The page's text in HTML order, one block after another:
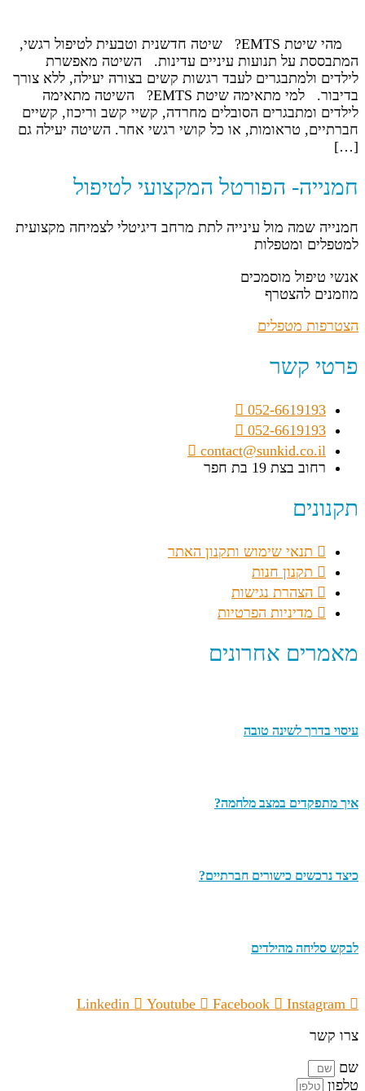
מהי שיטת EMTS? שיטה חדשנית וטבעית לטיפול רגשי,
המתבססת על תנועות עיניים עדינות. השיטה מאפשרת
לילדים ולמתבגרים לעבד רגשות קשים בצורה יעילה, ללא צורך
בדיבור. למי מתאימה שיטת EMTS? השיטה מתאימה
לילדים ומתבגרים הסובלים מחרדה, קשיי קשב וריכוז, קשיים
חברתיים, טראומות, או כל קושי רגשי אחר. השיטה יעילה גם
[…]
חמנייה- הפורטל המקצועי לטיפול
חמנייה שמה מול עינייה לתת מרחב דיגיטלי לצמיחה מקצועית
למטפלים ומטפלות
אנשי טיפול מוסמכים
מוזמנים להצטרף
הצטרפות מטפלים
פרטי קשר
052-6619193
052-6619193
contact@sunkid.co.il
רחוב בצת 19 בת חפר
תקנונים
תנאי שימוש ותקנון האתר
תקנון חנות
הצהרת נגישות
מדיניות הפרטיות
מאמרים אחרונים
עיסוי בדרך לשינה טובה
איך מתפקדים במצב מלחמה?
כיצד נרכשים כישורים חברתיים?
לבקש סליחה מהילדים
Linkedin Youtube Facebook
Instagram
צרו קשר
שם
טלפון